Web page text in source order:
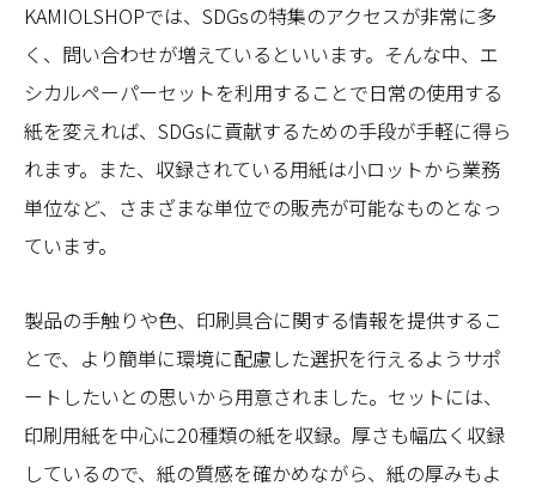
KAMIOLSHOPでは、SDGsの特集のアクセスが非常に多
く、問い合わせが増えているといいます。そんな中、エ
シカルペーパーセットを利用することで日常の使用する
紙を変えれば、SDGsに貢献するための手段が手軽に得ら
れます。また、収録されている用紙は小ロットから業務
単位など、さまざまな単位での販売が可能なものとなっ
ています。
製品の手触りや色、印刷具合に関する情報を提供するこ
とで、より簡単に環境に配慮した選択を行えるようサポ
ートしたいとの思いから用意されました。セットには、
印刷用紙を中心に20種類の紙を収録。厚さも幅広く収録
しているので、紙の質感を確かめながら、紙の厚みもよ